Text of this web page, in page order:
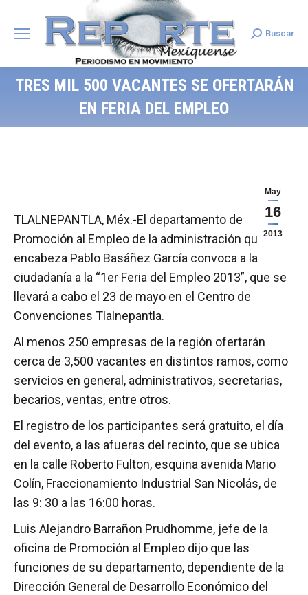
Search:
Buscar
TRES MIL 500 VACANTES SE OFERTARÁN
EN FERIA DEL EMPLEO
May
16
2013
TLALNEPANTLA, Méx.-El departamento de
Promoción al Empleo de la administración que
encabeza Pablo Basáñez García convoca a la
ciudadanía a la “1er Feria del Empleo 2013”, que se
llevará a cabo el 23 de mayo en el Centro de
Convenciones Tlalnepantla.
Al menos 250 empresas de la región ofertarán
cerca de 3,500 vacantes en distintos ramos, como
servicios en general, administrativos, secretarias,
becarios, ventas, entre otros.
El registro de los participantes será gratuito, el día
del evento, a las afueras del recinto, que se ubica
en la calle Roberto Fulton, esquina avenida Mario
Colín, Fraccionamiento Industrial San Nicolás, de
las 9: 30 a las 16:00 horas.
Luis Alejandro Barrañon Prudhomme, jefe de la
oficina de Promoción al Empleo dijo que las
funciones de su departamento, dependiente de la
Dirección General de Desarrollo Económico del